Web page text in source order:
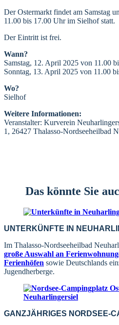
Der Ostermarkt findet am Samstag
11.00 bis 17.00 Uhr im Sielhof statt.
Der Eintritt ist frei.
Wann?
Samstag, 12. April 2025 von 11.00
Sonntag, 13. April 2025 von 11.00
Wo?
Sielhof
Weitere Informationen:
Veranstalter: Kurverein
1, 26427 Thalasso-Nordseeheilbad
Das könnte Sie
UNTERKÜNFTE IN
Im Thalasso-Nordseeheilbad
große Auswahl an
Ferienhöfen sowie Deutschlands
Jugendherberge.
GANZJÄHRIGES NORDSEE-